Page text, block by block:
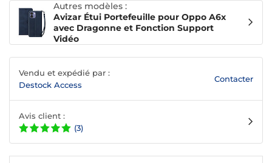
Autres modèles :
Avizar Étui Portefeuille pour Oppo A6x
avec Dragonne et Fonction Support
Vidéo
Vendu et expédié par :
Destock Access
Contacter
Avis client :
(3)